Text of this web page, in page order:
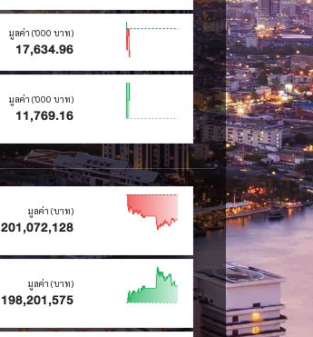
มูลค่า ('000 บาท)
17,634.96
มูลค่า ('000 บาท)
11,769.16
มูลค่า (บาท)
201,072,128
มูลค่า (บาท)
198,201,575